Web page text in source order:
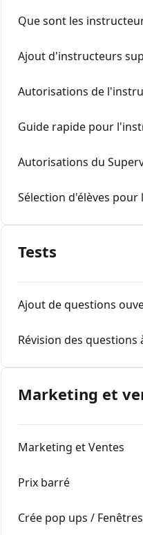
Que sont les
Ajout d'instructeurs
Autorisations de
Guide rapide pour
Autorisations du
Sélection d'élèves pour
Tests
Ajout de questions
Révision des
Marketing et
Marketing et Ventes
Prix barré
Crée pop ups /